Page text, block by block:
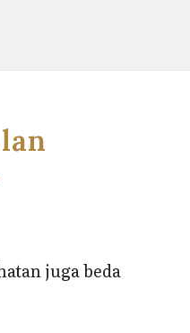
juga beda